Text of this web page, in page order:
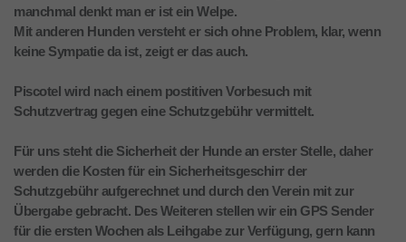
manchmal denkt man er ist ein Welpe.
Mit anderen Hunden versteht er sich ohne Problem, klar, wenn
keine Sympatie da ist, zeigt er das auch.
Piscotel wird nach einem postitiven Vorbesuch mit
Schutzvertrag gegen eine Schutzgebühr vermittelt.
Für uns steht die Sicherheit der Hunde an erster Stelle, daher
werden die Kosten für ein Sicherheitsgeschirr der
Schutzgebühr aufgerechnet und durch den Verein mit zur
Übergabe gebracht. Des Weiteren stellen wir ein GPS Sender
für die ersten Wochen als Leihgabe zur Verfügung, gern kann